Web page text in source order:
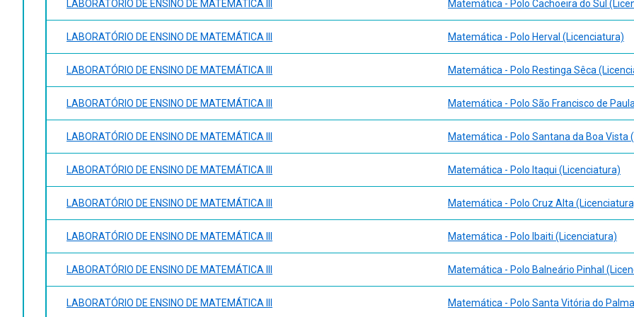
● Medidas de tendência central: média, mediana e moda. Medidas de dispersão: desvio médio e desvio padrão;
PONTE, João Pedro da. Investigações matemáticas na sala de aula, 4 ed. São Paulo: Autêntica, 2019. ISBN 9788551305867. E-
SCHWANKE, Cibele. Ambiente conhecimentos e práticas, 1 ed. Porto Alegre: Bookman, 2013 (Tekne). ISBN 9788582600115. E-
POSAMENTIER, Alfred S.; KRULIK, Stephen. A arte de motivar os estudantes do ensino médio para a matemática. Porto Alegre:
MULATO, Iuri Pacheco. Educação ambiental e o enfoque ciência, tecnologia, sociedade e ambiente (CTSA). São Paulo: Platos
MILLER, G. Tyler. Ciência ambiental, 3 ed. São Paulo: Cengage Learning, 2021. ISBN 9786555583922. E-book
LABORATÓRIO DE ENSINO DE MATEMÁTICA III Matemática - Polo Cachoeira do Sul
LABORATÓRIO DE ENSINO DE MATEMÁTICA III Matemática - Polo Herval (Licenciatura)
LABORATÓRIO DE ENSINO DE MATEMÁTICA III Matemática - Polo Restinga Sêca
LABORATÓRIO DE ENSINO DE MATEMÁTICA III Matemática - Polo São Francisco de
LABORATÓRIO DE ENSINO DE MATEMÁTICA III Matemática - Polo Santana da Boa Vista
LABORATÓRIO DE ENSINO DE MATEMÁTICA III Matemática - Polo Itaqui (Licenciatura)
LABORATÓRIO DE ENSINO DE MATEMÁTICA III Matemática - Polo Cruz Alta
LABORATÓRIO DE ENSINO DE MATEMÁTICA III Matemática - Polo Ibaiti (Licenciatura)
LABORATÓRIO DE ENSINO DE MATEMÁTICA III Matemática - Polo Balneário Pinhal
LABORATÓRIO DE ENSINO DE MATEMÁTICA III Matemática - Polo Santa Vitória do